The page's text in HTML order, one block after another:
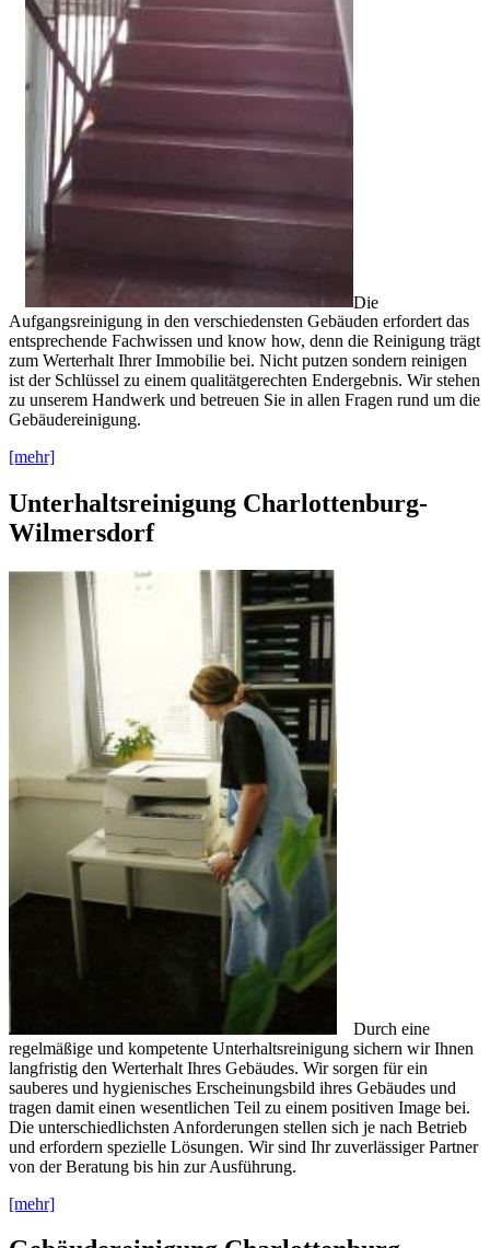
Die
Aufgangsreinigung in den verschiedensten Gebäuden erfordert das
entsprechende Fachwissen und know how, denn die Reinigung trägt
zum Werterhalt Ihrer Immobilie bei. Nicht putzen sondern reinigen
ist der Schlüssel zu einem qualitätgerechten Endergebnis. Wir stehen
zu unserem Handwerk und betreuen Sie in allen Fragen rund um die
Gebäudereinigung.
[mehr]
Unterhaltsreinigung Charlottenburg-
Wilmersdorf
Durch eine
regelmäßige und kompetente Unterhaltsreinigung sichern wir Ihnen
langfristig den Werterhalt Ihres Gebäudes. Wir sorgen für ein
sauberes und hygienisches Erscheinungsbild ihres Gebäudes und
tragen damit einen wesentlichen Teil zu einem positiven Image bei.
Die unterschiedlichsten Anforderungen stellen sich je nach Betrieb
und erfordern spezielle Lösungen. Wir sind Ihr zuverlässiger Partner
von der Beratung bis hin zur Ausführung.
[mehr]